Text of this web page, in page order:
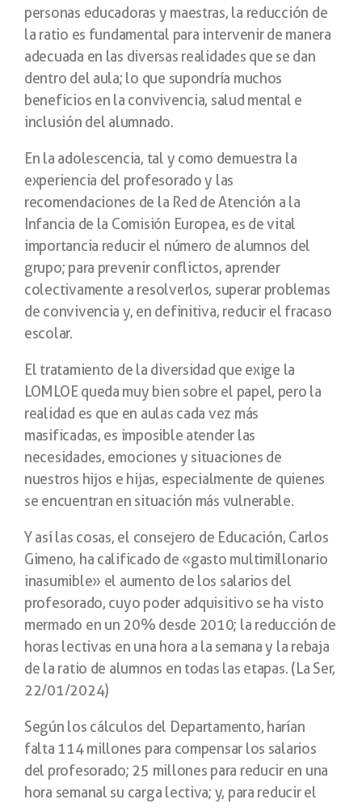
personas educadoras y maestras, la reducción de
la ratio es fundamental para intervenir de manera
adecuada en las diversas realidades que se dan
dentro del aula; lo que supondría muchos
beneficios en la convivencia, salud mental e
inclusión del alumnado.
En la adolescencia, tal y como demuestra la
experiencia del profesorado y las
recomendaciones de la Red de Atención a la
Infancia de la Comisión Europea, es de vital
importancia reducir el número de alumnos del
grupo; para prevenir conflictos, aprender
colectivamente a resolverlos, superar problemas
de convivencia y, en definitiva, reducir el fracaso
escolar.
El tratamiento de la diversidad que exige la
LOMLOE queda muy bien sobre el papel, pero la
realidad es que en aulas cada vez más
masificadas, es imposible atender las
necesidades, emociones y situaciones de
nuestros hijos e hijas, especialmente de quienes
se encuentran en situación más vulnerable.
Y así las cosas, el consejero de Educación, Carlos
Gimeno, ha calificado de «gasto multimillonario
inasumible» el aumento de los salarios del
profesorado, cuyo poder adquisitivo se ha visto
mermado en un 20% desde 2010; la reducción de
horas lectivas en una hora a la semana y la rebaja
de la ratio de alumnos en todas las etapas. (La Ser,
22/01/2024)
Según los cálculos del Departamento, harían
falta 114 millones para compensar los salarios
del profesorado; 25 millones para reducir en una
hora semanal su carga lectiva; y, para reducir el